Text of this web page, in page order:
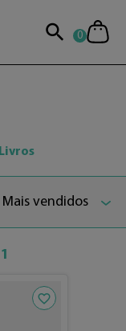
Modal0
Livros
Mais vendidos
1
Adicionar aos